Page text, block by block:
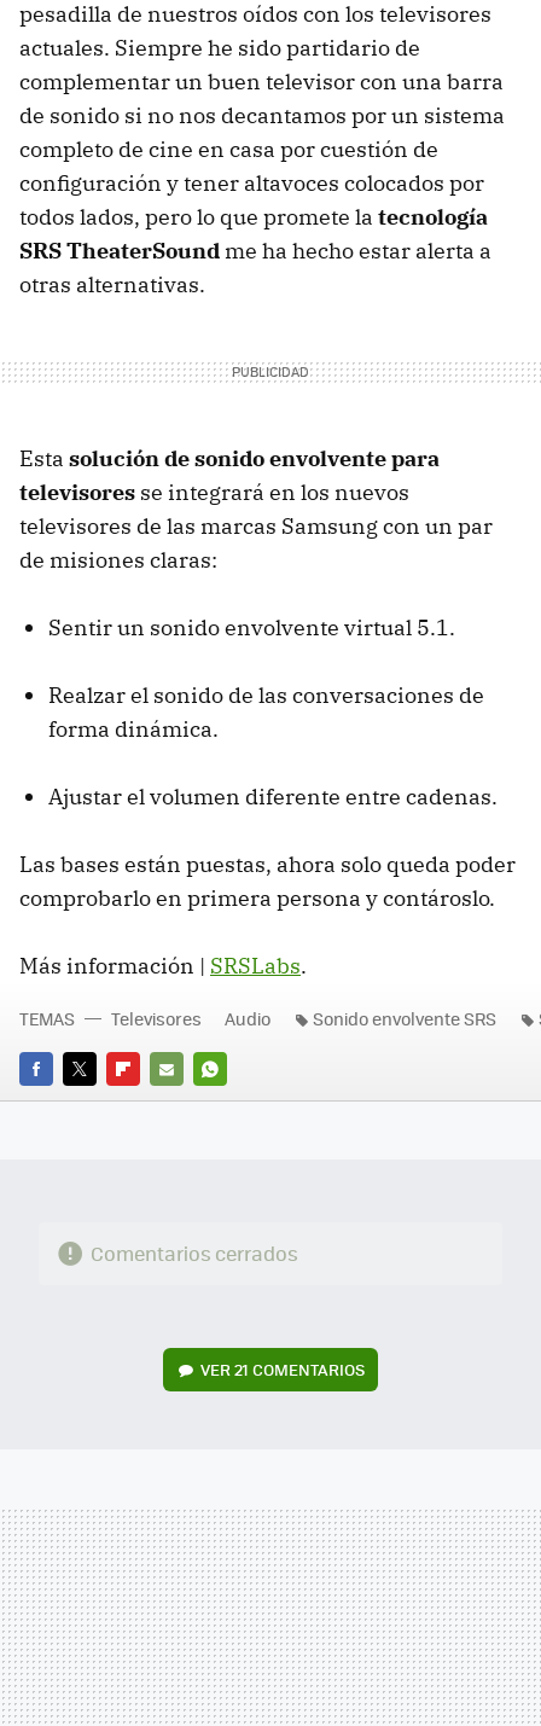
pesadilla de nuestros oídos con los televisores
actuales. Siempre he sido partidario de
complementar un buen televisor con una barra
de sonido si no nos decantamos por un sistema
completo de cine en casa por cuestión de
configuración y tener altavoces colocados por
todos lados, pero lo que promete la tecnología
SRSTheaterSound me ha hecho estar alerta a
otras alternativas.
Esta solución de sonido envolvente para
televisores se integrará en los nuevos
televisores de las marcas Samsung con un par
de misiones claras:
Sentir un sonido envolvente virtual 5.1.
Realzar el sonido de las conversaciones de
forma dinámica.
Ajustar el volumen diferente entre cadenas.
Las bases están puestas, ahora solo queda poder
comprobarlo en primera persona y contároslo.
Más información | SRSLabs.
FACEBOOK
TWITTERFLIPBOARD
E-
WHATSAPP
TEMAS Televisores Audio Sonido envolvente SRS
Comentarios cerrados
VER21 COMENTARIOS